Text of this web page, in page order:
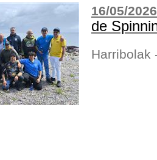
16/05/
de
Harribolak